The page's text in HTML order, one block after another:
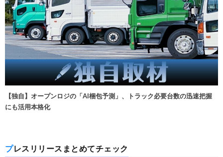
【独自】オープンロジの「AI梱包予測」、トラック必要台数の迅速把握
にも活用本格化
プレスリリースまとめてチェック